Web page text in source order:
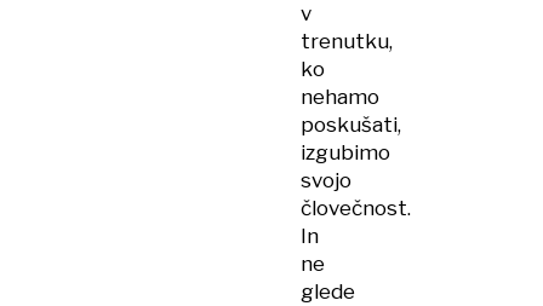
v
trenutku,
ko
nehamo
poskušati,
izgubimo
svojo
človečnost.
In
ne
glede